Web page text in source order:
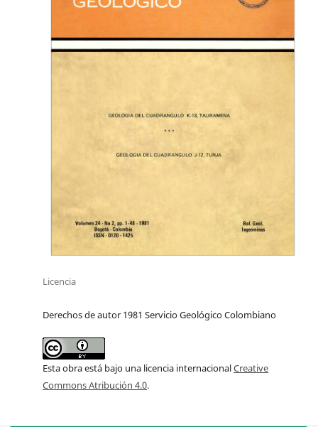
Licencia
Derechos de autor 1981 Servicio Geológico Colombiano
Esta obra está bajo una licencia internacionalCreative
Commons Atribución 4.0.